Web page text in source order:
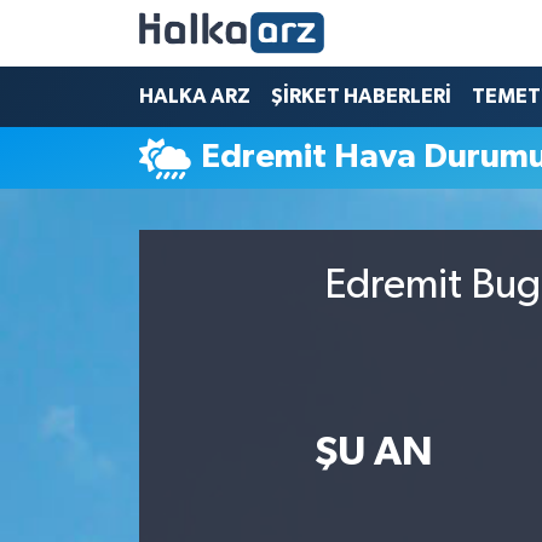
HALKA ARZ ŞİRKET HABERLERİ
Edremit Hava
Edremit
ŞU AN
HALKA ARZ
SERMAYE ARTIRIMI